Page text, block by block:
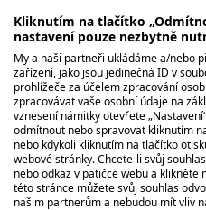
MOHLO BY VÁS
Kliknutím na tlačítko
nastavení pouze nezbytně
My a naši partneři ukládáme a/nebo
zařízení, jako jsou jedinečná ID v
prohlížeče za účelem zpracování
zpracovávat vaše osobní údaje na
vznesení námitky otevřete
odmítnout nebo spravovat kliknutím
nebo kdykoli kliknutím na tlačítko
webové stránky. Chcete-li svůj
nebo odkaz v patičce webu a klikněte
této stránce můžete svůj souhlas
našim partnerům a nebudou mít vliv